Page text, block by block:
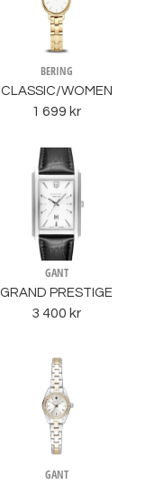
BERING
CLASSIC/WOMEN
1 699 kr
GANT
GRAND PRESTIGE
3 400 kr
GANT